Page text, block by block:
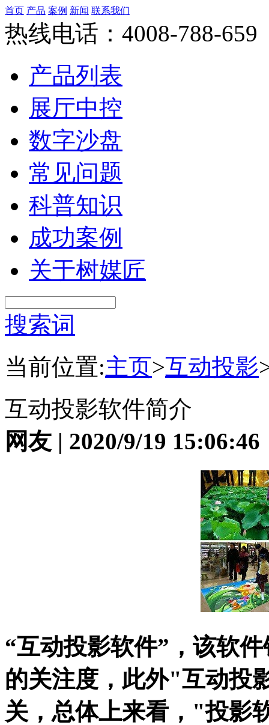
首页 产品 案例 新闻 联系我们
热线电话：4008-788-659
产品列表
展厅中控
数字沙盘
常见问题
科普知识
成功案例
关于树媒匠
搜索词
当前位置:主页>互动投影
互动投影软件简介
网友 | 2020/9/19 15:06:46
“互动投影软件”，该软
的关注度，此外"互动投
关，总体上来看，"投影